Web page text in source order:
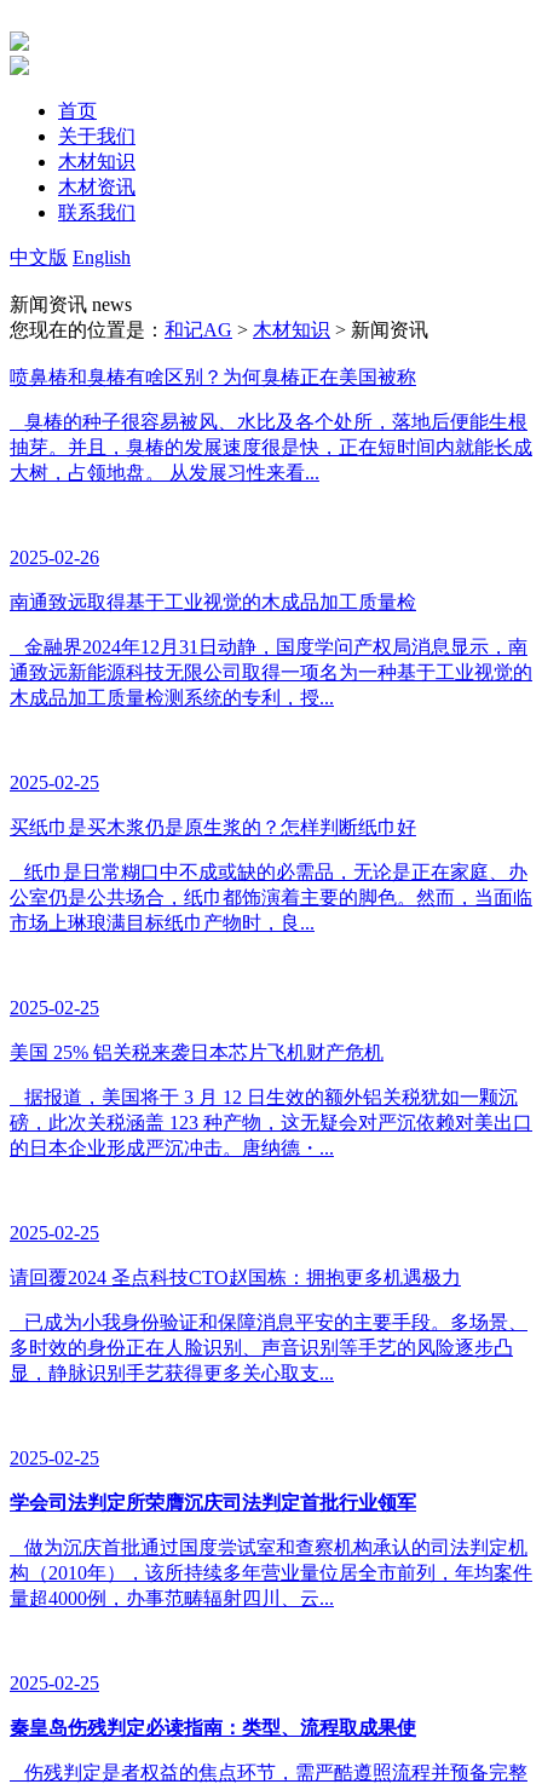
首页
关于我们
木材知识
木材资讯
联系我们
中文版 English
新闻资讯 news
您现在的位置是： 和记AG > 木材知识 > 新闻资讯
喷鼻椿和臭椿有啥区别？为何臭椿正在美国被称
臭椿的种子很容易被风、水比及各个处所，落地后便能生根
抽芽。并且，臭椿的发展速度很是快，正在短时间内就能长成
大树，占领地盘。 从发展习性来看...
2025-02-26
南通致远取得基于工业视觉的木成品加工质量检
金融界2024年12月31日动静，国度学问产权局消息显示，南
通致远新能源科技无限公司取得一项名为一种基于工业视觉的
木成品加工质量检测系统的专利，授...
2025-02-25
买纸巾是买木浆仍是原生浆的？怎样判断纸巾好
纸巾是日常糊口中不成或缺的必需品，无论是正在家庭、办
公室仍是公共场合，纸巾都饰演着主要的脚色。然而，当面临
市场上琳琅满目标纸巾产物时，良...
2025-02-25
美国 25% 铝关税来袭日本芯片飞机财产危机
据报道，美国将于 3 月 12 日生效的额外铝关税犹如一颗沉
磅，此次关税涵盖 123 种产物，这无疑会对严沉依赖对美出口
的日本企业形成严沉冲击。唐纳德・...
2025-02-25
请回覆2024 圣点科技CTO赵国栋：拥抱更多机遇极力
已成为小我身份验证和保障消息平安的主要手段。多场景、
多时效的身份正在人脸识别、声音识别等手艺的风险逐步凸
显，静脉识别手艺获得更多关心取支...
2025-02-25
学会司法判定所荣膺沉庆司法判定首批行业领军
做为沉庆首批通过国度尝试室和查察机构承认的司法判定机
构（2010年），该所持续多年营业量位居全市前列，年均案件
量超4000例，办事范畴辐射四川、云...
2025-02-25
秦皇岛伤残判定必读指南：类型、流程取成果使
伤残判定是者权益的焦点环节，需严酷遵照流程并预备完整